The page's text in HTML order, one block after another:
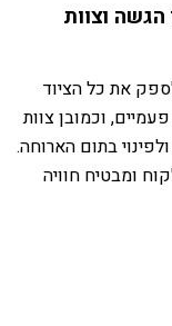
וצוות
את כל הציוד
וכמובן צוות
בתום הארוחה.
ומבטיח חוויה